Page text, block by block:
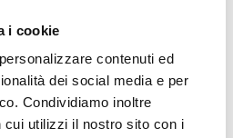
i cookie
contenuti ed
dei social media e per
Condividiamo inoltre
cui utilizzi il nostro sito con i